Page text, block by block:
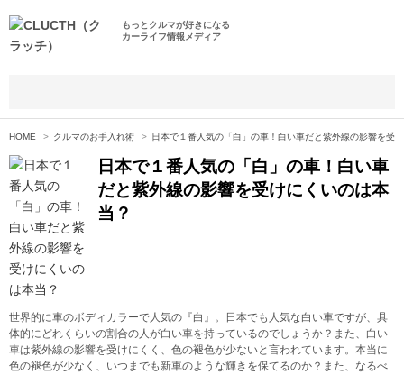
もっとクルマが好きになる
カーライフ情報メディア
HOME クルマのお手入れ術 日本で１番人気の「白」の車！白い車だと紫外線の影響を受
日本で１番人気の「白」の車！白い車
だと紫外線の影響を受けにくいのは本
当？
世界的に車のボディカラーで人気の『白』。日本でも人気な白い車ですが、具
体的にどれくらいの割合の人が白い車を持っているのでしょうか？また、白い
車は紫外線の影響を受けにくく、色の褪色が少ないと言われています。本当に
色の褪色が少なく、いつまでも新車のような輝きを保てるのか？また、なるべ